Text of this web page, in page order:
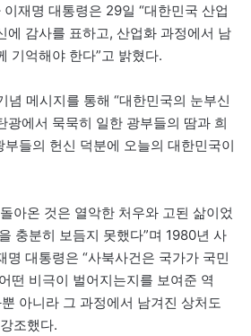
재명 대통령은 29일 “대한민국 산업
에 감사를 표하고, 산업화 과정에서 남
기억해야 한다”고 밝혔다.
념 메시지를 통해 “대한민국의 눈부신
광에서 묵묵히 일한 광부들의 땀과 희
부들의 헌신 덕분에 오늘의 대한민국이
아온 것은 열악한 처우와 고된 삶이었
충분히 보듬지 못했다”며 1980년 사
명 대통령은 “사북사건은 국가가 국민
떤 비극이 벌어지는지를 보여준 역
아니라 그 과정에서 남겨진 상처도
조했다.